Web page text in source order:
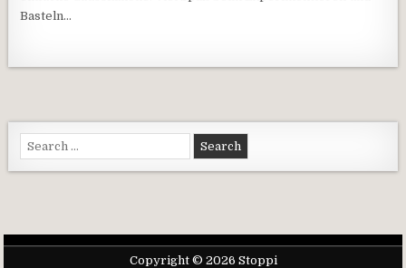
Basteln…
Search for:
Copyright © 2026 Stoppi